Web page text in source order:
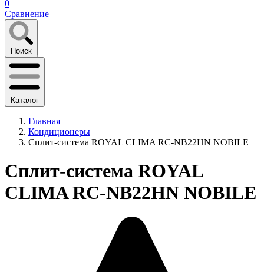
0
Сравнение
Поиск
Каталог
Главная
Кондиционеры
Сплит-система ROYAL CLIMA RC-NB22HN NOBILE
Сплит-система ROYAL
CLIMA RC-NB22HN NOBILE